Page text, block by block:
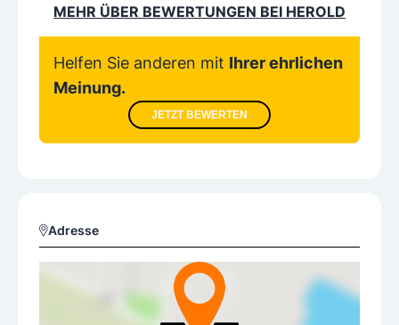
MEHR ÜBER BEWERTUNGEN BEI HEROLD
Helfen Sie anderen mit Ihrer ehrlichen
Meinung.
JETZT BEWERTEN
Adresse